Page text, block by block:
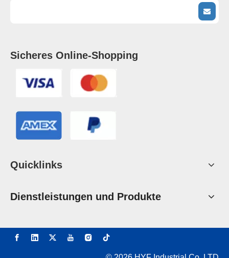
Sicheres Online-Shopping
Quicklinks
Dienstleistungen und Produkte